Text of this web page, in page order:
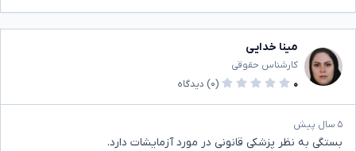
مینا خدایی
کارشناس حقوقی
۰
(۰) دیدگاه
۵ سال پیش
بستگی به نظر پزشکی قانونی در مورد آزمایشات دارد.